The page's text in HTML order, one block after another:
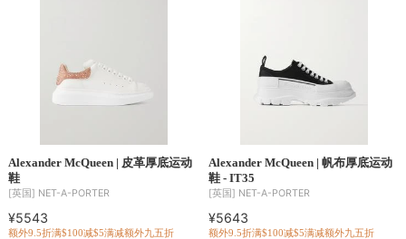
Alexander McQueen | 皮革厚底运动
鞋
[英国] NET-A-PORTER
¥5543
额外9.5折满$100减$5满减额外九五折
Alexander McQueen | 帆布厚底运动
鞋 - IT35
[英国] NET-A-PORTER
¥5643
额外9.5折满$100减$5满减额外九五折